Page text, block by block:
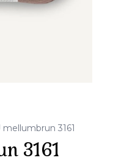
mellumbrun 3161
3161